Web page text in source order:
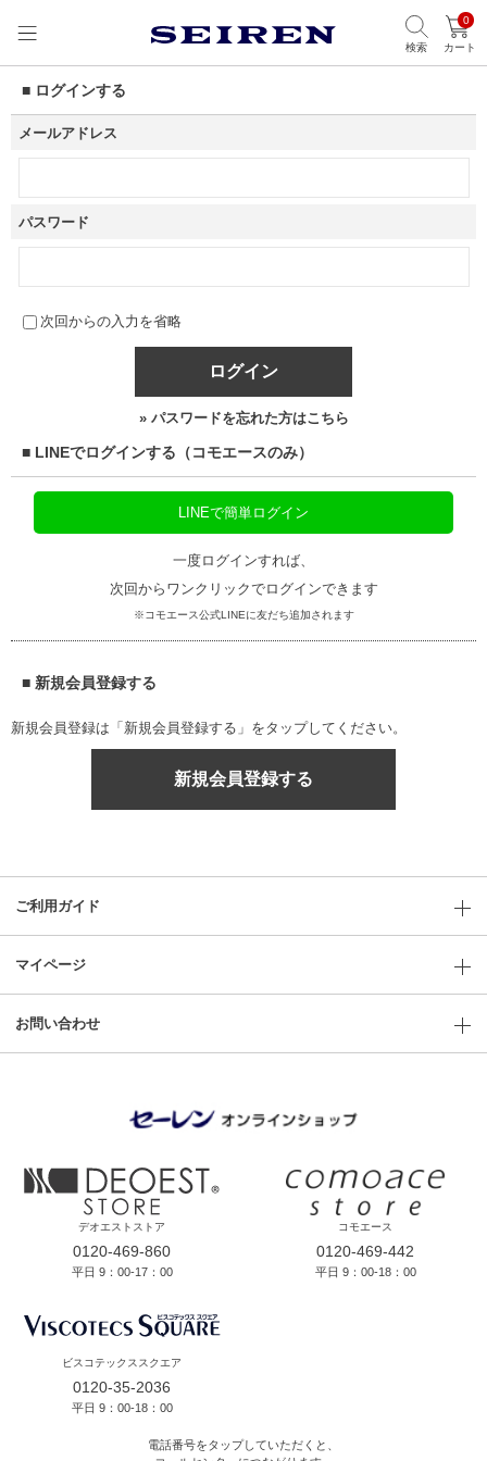
検索
0
カート
■ ログインする
メールアドレス
パスワード
次回からの入力を省略
ログイン
» パスワードを忘れた方はこちら
■ LINEでログインする（コモエースのみ）
LINEで簡単ログイン
一度ログインすれば、
次回からワンクリックでログインできます
※コモエース公式LINEに友だち追加されます
■ 新規会員登録する
新規会員登録は「新規会員登録する」をタップしてください。
新規会員登録する
ご利用ガイド
マイページ
お問い合わせ
デオエストストア
0120-469-860
平日 9：00-17：00
コモエース
0120-469-442
平日 9：00-18：00
ビスコテックススクエア
0120-35-2036
平日 9：00-18：00
電話番号をタップしていただくと、